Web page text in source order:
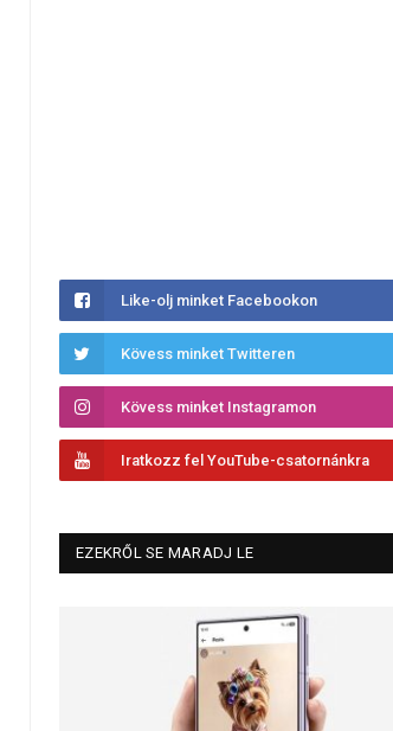
Like-olj minket Facebookon
Kövess minket Twitteren
Kövess minket Instagramon
Iratkozz fel YouTube-csatornánkra
EZEKRŐL SE MARADJ LE